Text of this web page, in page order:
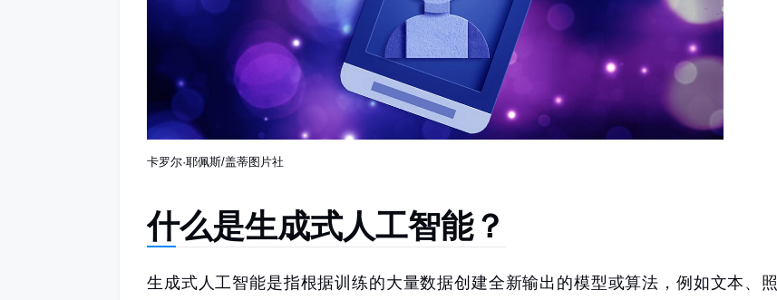
卡罗尔·耶佩斯/盖蒂图片社
什么是生成式人工智能？
生成式人工智能是指根据训练的大量数据创建全新输出的模型或算法，例如文本、照